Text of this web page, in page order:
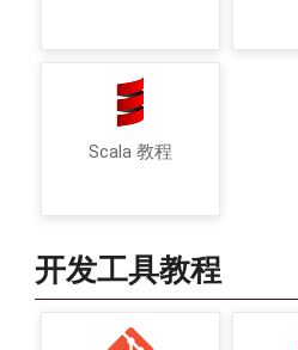
Scala 教程
开发工具教程